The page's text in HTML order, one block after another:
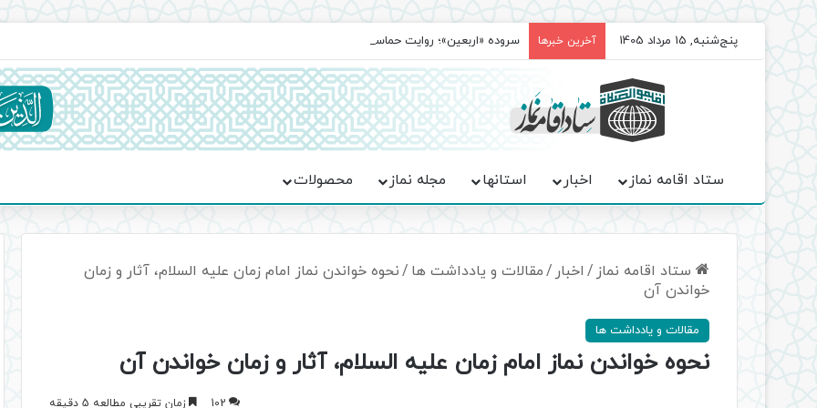
پنج‌شنبه, 15 مرداد 1405 آخرین خبرها سروده‌ «اربعین»؛ روایت حماسه، استقامت و تمدن‌سازی امت اسلامی
ستاد اقامه نماز اخبار استانها مجله نماز محصولات
ستاد اقامه نماز / اخبار /مقالات و یادداشت ها /نحوه خواندن نماز امام زمان علیه السلام، آثار و زمان
خواندن آن
مقالات و یادداشت ها
نحوه خواندن نماز امام زمان علیه السلام، آثار و زمان خواندن آن
102 زمان تقریبی مطالعه 5 دقیقه